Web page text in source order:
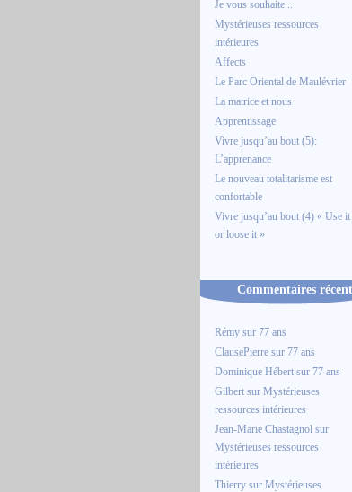
Je vous souhaite...
Mystérieuses ressources
intérieures
Affects
Le Parc Oriental de Maulévrier
La matrice et nous
Apprentissage
Vivre jusqu’au bout (5):
L’apprenance
Le nouveau totalitarisme est
confortable
Vivre jusqu’au bout (4) « Use it
or loose it »
Commentaires
Rémy sur 77 ans
ClausePierre sur 77 ans
Dominique Hébert sur 77 ans
Gilbert sur Mystérieuses
ressources intérieures
Jean-Marie Chastagnol sur
Mystérieuses ressources
intérieures
Thierry sur Mystérieuses